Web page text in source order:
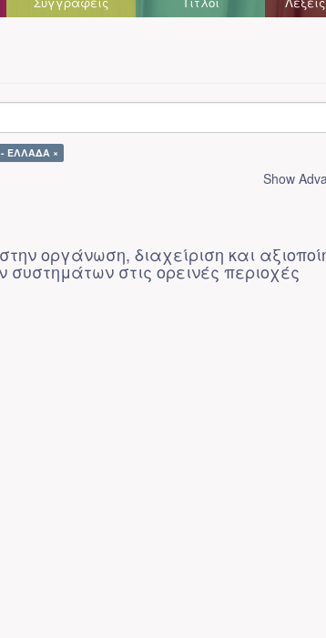
ΕΛΛΑΔΑ ×
Show
οργάνωση, διαχείριση και
στις ορεινές περιοχές